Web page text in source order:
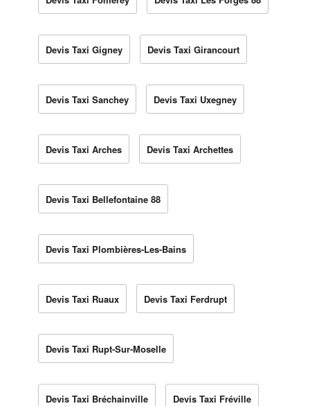
Devis Taxi Gigney Devis Taxi Girancourt
Devis Taxi Sanchey Devis Taxi Uxegney
Devis Taxi Arches Devis Taxi Archettes
Devis Taxi Bellefontaine 88
Devis Taxi Plombières-Les-Bains
Devis Taxi Ruaux Devis Taxi Ferdrupt
Devis Taxi Rupt-Sur-Moselle
Devis Taxi Bréchainville Devis Taxi Fréville